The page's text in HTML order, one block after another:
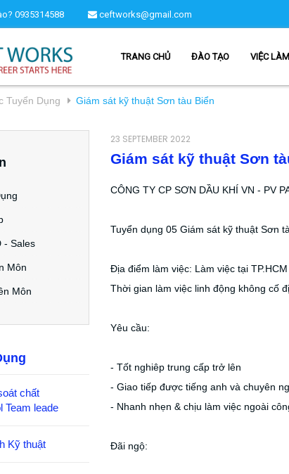
0935314588 ceftworks@gmail.com
TRANG CHỦ ĐÀO TẠO VIỆC LÀM
Tuyển Dụng Giám sát kỹ thuật Sơn tàu Biển
23 SEPTEMBER 2022
Giám sát kỹ thuật Sơn
CÔNG TY CP SƠN DẦU KHÍ VN - PV
Tuyển dụng 05 Giám sát kỹ thuật Sơn
Địa điểm làm việc: Làm việc tại
Thời gian làm việc linh động không cố
Yêu cầu:
- Tốt nghiêp trung cấp trở lên
- Giao tiếp được tiếng anh và chuyên
- Nhanh nhẹn & chịu làm việc ngoài
Đãi ngộ:
- Sales
Môn
Môn
chất
Team leade
Kỹ thuật